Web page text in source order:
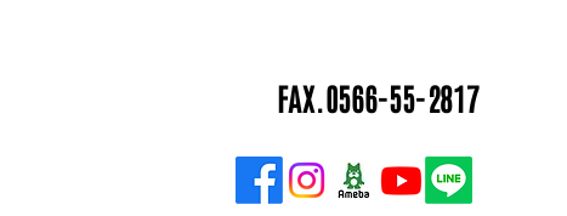
FAX.0566-55-2817